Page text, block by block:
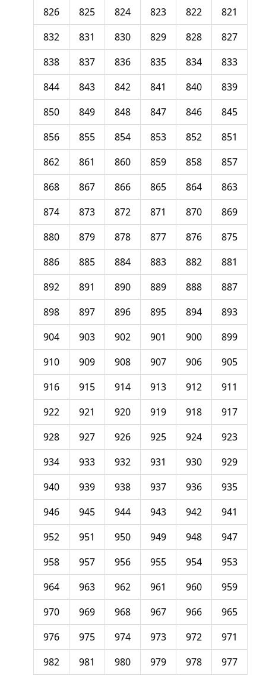
821
822
823
824
825
826
827
828
829
830
831
832
833
834
835
836
837
838
839
840
841
842
843
844
845
846
847
848
849
850
851
852
853
854
855
856
857
858
859
860
861
862
863
864
865
866
867
868
869
870
871
872
873
874
875
876
877
878
879
880
881
882
883
884
885
886
887
888
889
890
891
892
893
894
895
896
897
898
899
900
901
902
903
904
905
906
907
908
909
910
911
912
913
914
915
916
917
918
919
920
921
922
923
924
925
926
927
928
929
930
931
932
933
934
935
936
937
938
939
940
941
942
943
944
945
946
947
948
949
950
951
952
953
954
955
956
957
958
959
960
961
962
963
964
965
966
967
968
969
970
971
972
973
974
975
976
977
978
979
980
981
982